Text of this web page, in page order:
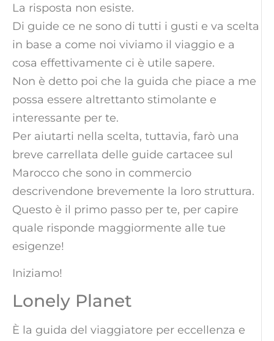
La risposta non esiste.
Di guide ce ne sono di tutti i gusti e va scelta
in base a come noi viviamo il viaggio e a
cosa effettivamente ci è utile sapere.
Non è detto poi che la guida che piace a me
possa essere altrettanto stimolante e
interessante per te.
Per aiutarti nella scelta, tuttavia, farò una
breve carrellata delle guide cartacee sul
Marocco che sono in commercio
descrivendone brevemente la loro struttura.
Questo è il primo passo per te, per capire
quale risponde maggiormente alle tue
esigenze!
Iniziamo!
Lonely Planet
È la guida del viaggiatore per eccellenza e